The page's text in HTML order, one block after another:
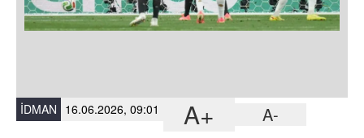
İDMAN 16.06.2026, 09:01 A+ A-